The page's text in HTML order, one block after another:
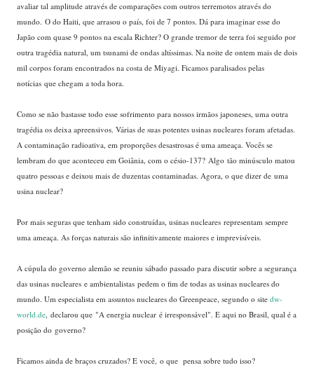
avaliar tal amplitude através de comparações com outros terremotos através do
mundo. O do Haiti, que arrasou o país, foi de 7 pontos. Dá para imaginar esse do
Japão com quase 9 pontos na escala Richter? O grande tremor de terra foi seguido por
outra tragédia natural, um tsunami de ondas altíssimas. Na noite de ontem mais de dois
mil corpos foram encontrados na costa de Miyagi. Ficamos paralisados pelas
notícias que chegam a toda hora.
Como se não bastasse todo esse sofrimento para nossos irmãos japoneses, uma outra
tragédia os deixa apreensivos. Várias de suas potentes usinas nucleares foram afetadas.
A contaminação radioativa, em proporções desastrosas é uma ameaça. Vocês se
lembram do que aconteceu em Goiânia, com o césio-137? Algo tão minúsculo matou
quatro pessoas e deixou mais de duzentas contaminadas. Agora, o que dizer de uma
usina nuclear?
Por mais seguras que tenham sido construídas, usinas nucleares representam sempre
uma ameaça. As forças naturais são infinitivamente maiores e imprevisíveis.
A cúpula do governo alemão se reuniu sábado passado para discutir sobre a segurança
das usinas nucleares e ambientalistas pedem o fim de todas as usinas nucleares do
mundo. Um especialista em assuntos nucleares do Greenpeace, segundo o site dw-
world.de, declarou que "A energia nuclear é irresponsável". E aqui no Brasil, qual é a
posição do governo?
Ficamos ainda de braços cruzados? E você, o que pensa sobre tudo isso?